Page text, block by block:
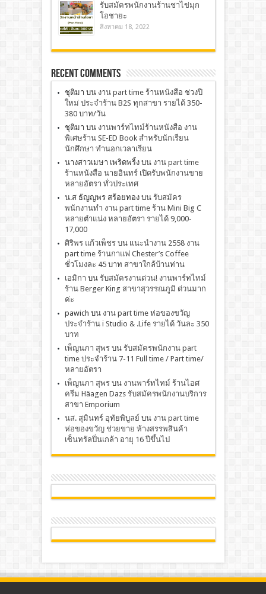
รับสมัครพนักงานร้านชาไข่มุก
โอชายะ
สิงหาคม 18, 2022
Recent Comments
ชุติมา บน งาน part time ร้านหนังสือ ช่วงปี
ใหม่ ประจำร้าน B2S ทุกสาขา รายได้ 350-
380 บาท/วัน
ชุติมา บน งานพาร์ทไทม์ร้านหนังสือ งาน
พิเศษร้าน SE-ED Book สำหรับนักเรียน
นักศึกษา ทำนอกเวลาเรียน
นางสาวเมษา เพริดพริ้งบน งาน part time
ร้านหนังสือ นายอินทร์ เปิดรับพนักงานขาย
หลายอัตรา ทั่วประเทศ
น.ส ธัญญพร สร้อยทองบน รับสมัคร
พนักงานทำ งาน part time ร้าน Mini Big C
หลายตำแน่ง หลายอัตรา รายได้ 9,000-
17,000
ศิริพร แก้วเพ็ชรบน เเนะนำงาน 2558 งาน
part time ร้านกาแฟ Chester’s Coffee
ชั่วโมงละ 45 บาท สาขาใกล้บ้านท่าน
เอมิกา บน รับสมัครงานด่วน! งานพาร์ทไทม์
ร้าน Berger King สาขาสุวรรณภูมิ ด่วนมาก
ค่ะ
pawich บน งาน part time ห่อของขวัญ
ประจำร้าน i Studio & .Life รายได้ วันละ 350
บาท
เพ็ญนภา สุพรบน รับสมัครพนักงาน part
time ประจำร้าน 7-11 Full time / Part time/
หลายอัตรา
เพ็ญนภา สุพรบน งานพาร์ทไทม์ ร้านไอศ
ครีม Häagen Dazs รับสมัครพนักงานบริการ
สาขา Emporium
นส. สุมินทร์ อุทัยพิบูลย์ บน งาน part time
ห่อของขวัญ ช่วยขาย ห้างสรรพสินค้า
เซ็นทรัลปิ่นเกล้า อายุ 16 ปีขึ้นไป